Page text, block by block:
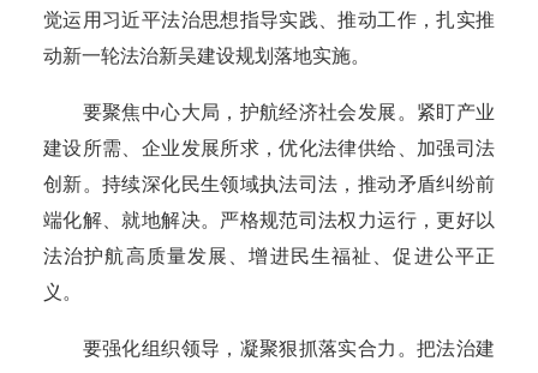
觉运用习近平法治思想指导实践、推动工作，扎实推
动新一轮法治新吴建设规划落地实施。
要聚焦中心大局，护航经济社会发展。紧盯产业
建设所需、企业发展所求，优化法律供给、加强司法
创新。持续深化民生领域执法司法，推动矛盾纠纷前
端化解、就地解决。严格规范司法权力运行，更好以
法治护航高质量发展、增进民生福祉、促进公平正
义。
要强化组织领导，凝聚狠抓落实合力。把法治建